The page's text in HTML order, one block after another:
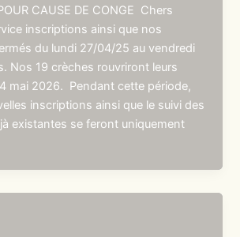
CAUSE DE CONGE Chers
inscriptions ainsi que nos
du lundi 27/04/25 au vendredi
Nos 19 crèches rouvriront leurs
mai 2026. Pendant cette période,
inscriptions ainsi que le suivi des
existantes se feront uniquement